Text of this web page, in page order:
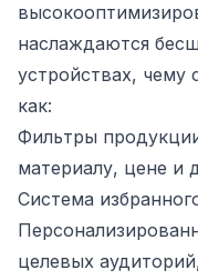
наслаждаются
устройствах, чему
как:
Фильтры
материалу, цене и
Система
целевых